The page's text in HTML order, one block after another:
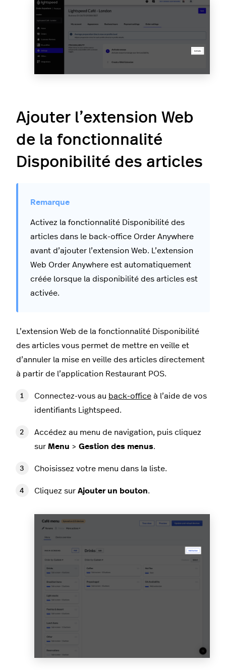
Ajouter l’extension Web
de la fonctionnalité
Disponibilité des articles
Activez la fonctionnalité Disponibilité des
articles dans le back-office Order Anywhere
avant d’ajouter l’extension Web. L’extension
Web Order Anywhere est automatiquement
créée lorsque la disponibilité des articles est
activée.
L’extension Web de la fonctionnalité Disponibilité
des articles vous permet de mettre en veille et
d’annuler la mise en veille des articles directement
à partir de l’application Restaurant POS.
Connectez-vous au back-office à l’aide de vos
identifiants Lightspeed.
Accédez au menu de navigation, puis cliquez
sur Menu > Gestion des menus.
Choisissez votre menu dans la liste.
Cliquez sur Ajouter un bouton.